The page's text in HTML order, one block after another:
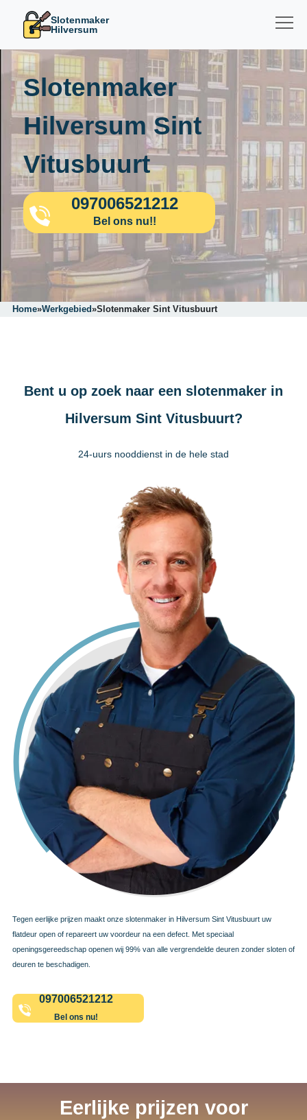
Slotenmaker
Hilversum
Slotenmaker
Hilversum Sint
Vitusbuurt
097006521212
Bel ons nu!!
Home»Werkgebied»Slotenmaker Sint Vitusbuurt
Bent u op zoek naar een slotenmaker in
Hilversum Sint Vitusbuurt?
24-uurs nooddienst in de hele stad
Tegen eerlijke prijzen maakt onze slotenmaker in Hilversum Sint Vitusbuurt uw
flatdeur open of repareert uw voordeur na een defect. Met speciaal
openingsgereedschap openen wij 99% van alle vergrendelde deuren zonder sloten of
deuren te beschadigen.
097006521212
Bel ons nu!
Eerlijke prijzen voor